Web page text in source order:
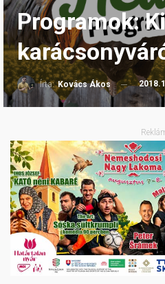
Programok:
Írta:Kovács Ákos